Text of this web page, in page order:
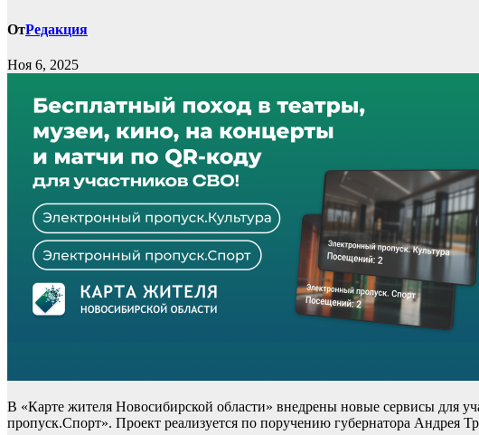
ОтРедакция
Ноя 6, 2025
В «Карте жителя Новосибирской области» внедрены новые сервисы для
пропуск.Спорт». Проект реализуется по поручению губернатора Андрея